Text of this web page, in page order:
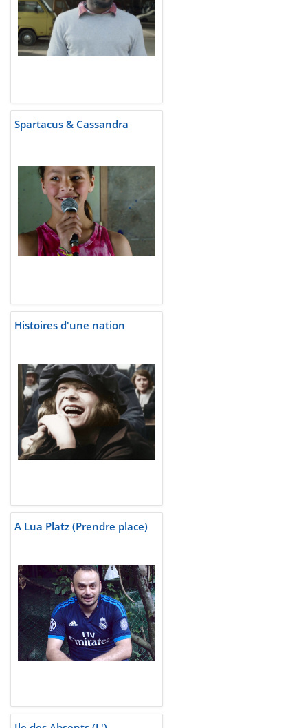
Spartacus & Cassandra
Histoires d'une nation
A Lua Platz (Prendre place)